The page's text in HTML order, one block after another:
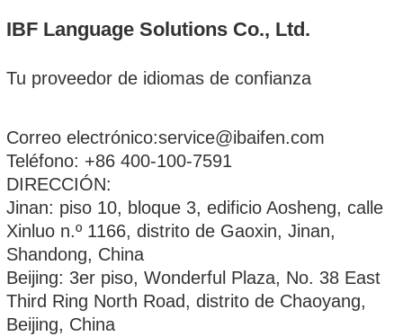
IBF Language Solutions Co., Ltd.
Tu proveedor de idiomas de confianza
Correo electrónico:service@ibaifen.com
Teléfono: +86 400-100-7591
DIRECCIÓN:
Jinan: piso 10, bloque 3, edificio Aosheng, calle
Xinluo n.º 1166, distrito de Gaoxin, Jinan,
Shandong, China
Beijing: 3er piso, Wonderful Plaza, No. 38 East
Third Ring North Road, distrito de Chaoyang,
Beijing, China